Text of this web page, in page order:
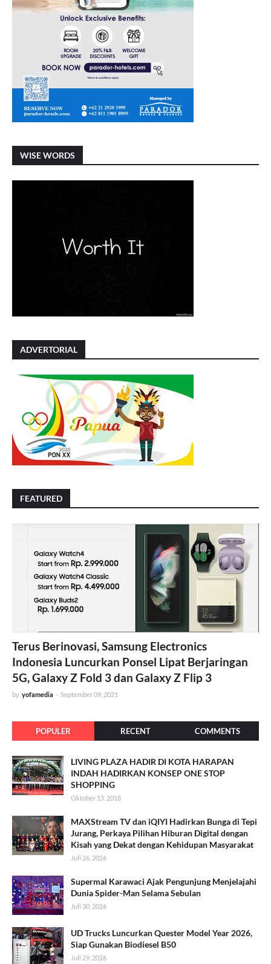
WISE WORDS
ADVERTORIAL
FEATURED
Terus Berinovasi, Samsung Electronics
Indonesia Luncurkan Ponsel Lipat Berjaringan
5G, Galaxy Z Fold 3 dan Galaxy Z Flip 3
by yofamedia - September 09, 2021
POPULER RECENT COMMENTS
LIVING PLAZA HADIR DI KOTA HARAPAN
INDAH HADIRKAN KONSEP ONE STOP
SHOPPING
Oktober 13, 2018
MAXStream TV dan iQIYI Hadirkan Bunga di Tepi
Jurang, Perkaya Pilihan Hiburan Digital dengan
Kisah yang Dekat dengan Kehidupan Masyarakat
Juli 26, 2026
Supermal Karawaci Ajak Pengunjung Menjelajahi
Dunia Spider-Man Selama Sebulan
Juli 30, 2026
UD Trucks Luncurkan Quester Model Year 2026,
Siap Gunakan Biodiesel B50
Juli 29, 2026